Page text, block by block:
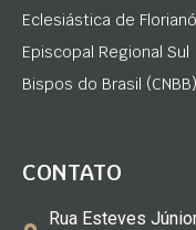
Eclesiástica de
Episcopal Regional
Bispos do Brasil
CONTATO
Rua Esteves